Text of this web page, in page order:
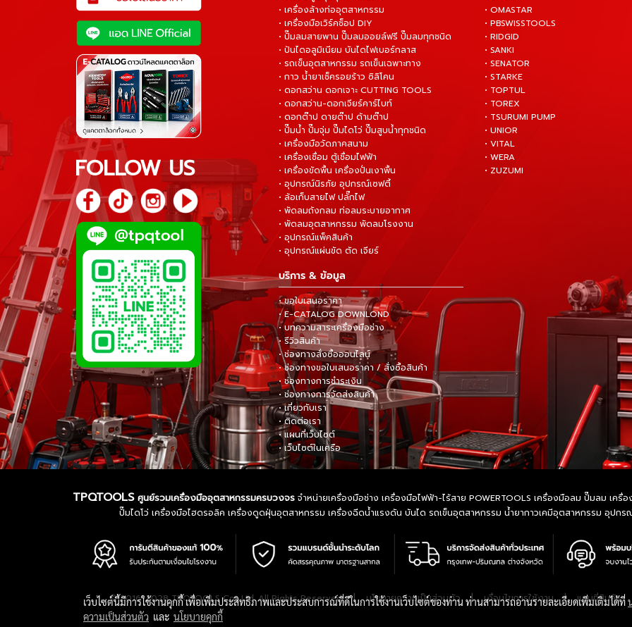
FOLLOW US
• เครื่องล้างท่ออุตสาหกรรม
• เครื่องมือเวิร์คช็อป DIY
• ปั๊มลมสายพาน ปั๊มลมออยล์ฟรี ปั๊มลมทุกชนิด
• ปันไดอลูมิเนียม บันไดไฟเบอร์กลาส
• รถเข็นอุตสาหกรรม รถเข็นเฉพาะทาง
• กาว น้ำยาเช็ครอยร้าว ซิลิโคน
• ดอกสว่าน ดอกเจาะ CUTTING TOOLS
• ดอกสว่าน-ดอกเจียร์คาร์ไบท์
• ดอกต๊าป ดายต๊าป ด้ามต๊าป
• ปั๊มน้ำ ปั๊มจุ่ม ปั๊มไดโว่ ปั๊มสูบน้ำทุกชนิด
• เครื่องมือวัดภาคสนาม
• เครื่องเชื่อม ตู้เชื่อมไฟฟ้า
• เครื่องขัดพื้น เครื่องปั่นเงาพื้น
• อุปกรณ์นิรภัย อุปกรณ์เซฟตี้
• ล้อเก็บสายไฟ ปลั๊กไฟ
• พัดลมถังกลม ท่อลมระบายอากาศ
• พัดลมอุตสาหกรรม พัดลมโรงงาน
• อุปกรณ์แพ็คสินค้า
• อุปกรณ์แผ่นขัด ตัด เจียร์
• OMASTAR
• PBSWISSTOOLS
• RIDGID
• SANKI
• SENATOR
• STARKE
• TOPTUL
• TOREX
• TSURUMI PUMP
• UNIOR
• VITAL
• WERA
• ZUZUMI
บริการ & ข้อมูล
• ขอใบเสนอราคา
• E-CATALOG DOWNLOND
• บทความสาระเครื่องมือช่าง
• รีวิวสินค้า
• ช่องทางสั่งซื้อออนไลน์
• ช่องทางขอใบเสนอราคา / สั่งซื้อสินค้า
• ช่องทางการชำระเงิน
• ช่องทางการจัดส่งสินค้า
• เกี่ยวกับเรา
• ติดต่อเรา
• แผนที่เว็บไซต์
• เว็บไซต์ในเครือ
TPQTOOLS ศูนย์รวมเครื่องมืออุตสาหกรรมครบวงจรจำหน่ายเครื่องมือช่าง เครื่องมือไฟฟ้า-ไร้สาย POWERTOOLS เครื่องมือลม ปั๊มลม เ
ปั๊มไดโว่ เครื่องมือไฮดรอลิค เครื่องดูดฝุ่นอุตสาหกรรม เครื่องฉีดน้ำแรงดัน บันได รถเข็นอุตสาหกรรม น้ำยากาวเคมีอุตสาหกรรม อุปก
© 2016-2028 TPQTOOLS Co., Ltd. All Rights Reserved.|นโยบายความเป็นส่วนตัว|เงื่อนไขการใช้งาน|แผนที่สินค้า
เว็บไซต์นี้มีการใช้งานคุกกี้ เพื่อเพิ่มประสิทธิภาพและประสบการณ์ที่ดีในการใช้งานเว็บไซต์ของท่าน ท่านสามารถอ่านรายละเอียดเพิ่มเติมได้ที่
ความเป็นส่วนตัว และ นโยบายคุกกี้